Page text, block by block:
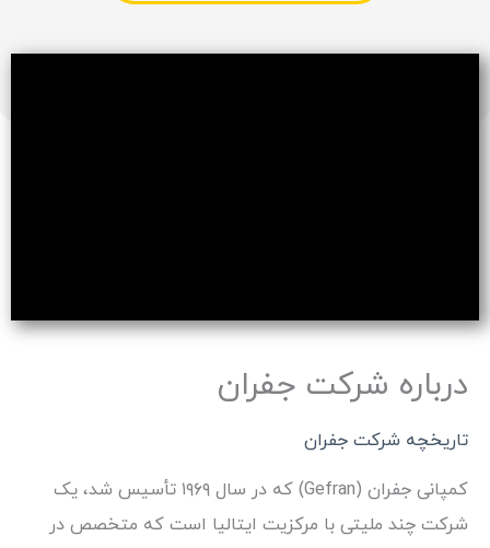
درباره شرکت جفران
تاریخچه شرکت جفران
کمپانی جفران (Gefran) که در سال ۱۹۶۹ تأسیس شد، یک
شرکت چند ملیتی با مرکزیت ایتالیا است که متخصص در